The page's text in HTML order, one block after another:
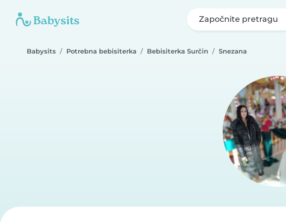
Započnite pretragu
Babysits Potrebna bebisiterka Bebisiterka Surčin Snezana